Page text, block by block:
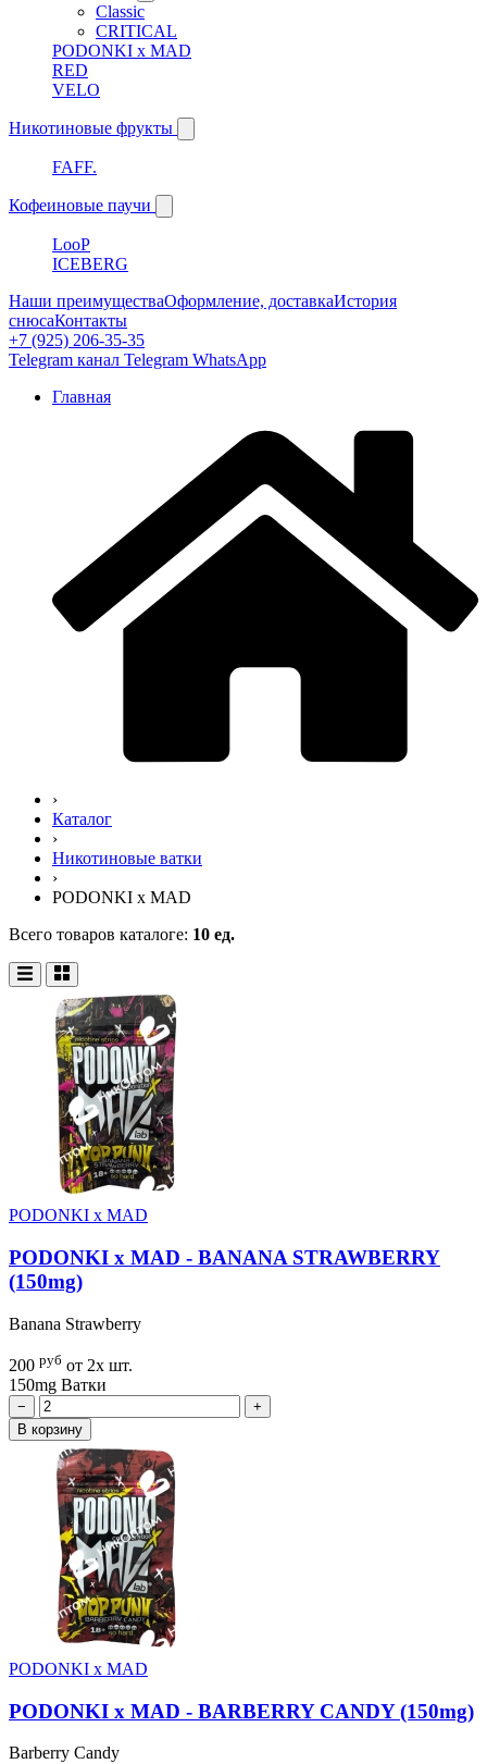
Classic
CRITICAL
PODONKI x MAD
RED
VELO
Никотиновые фрукты
FAFF.
Кофеиновые паучи
LooP
ICEBERG
Наши преимуществаОформление, доставкаИстория
снюсаКонтакты
+7 (925) 206-35-35
Telegram канал Telegram WhatsApp
Главная
›
Каталог
›
Никотиновые ватки
›
PODONKI x MAD
Всего товаров каталоге: 10 ед.
PODONKI x MAD
PODONKI x MAD - BANANA STRAWBERRY
(150mg)
Banana Strawberry
200 руб от 2х шт.
150mg Ватки
−
+
В корзину
PODONKI x MAD
PODONKI x MAD - BARBERRY CANDY (150mg)
Barberry Candy